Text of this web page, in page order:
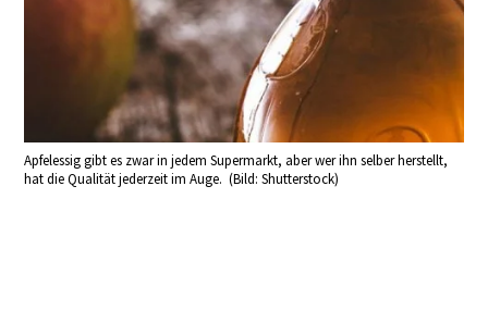
Apfelessig gibt es zwar in jedem Supermarkt, aber wer ihn selber herstellt,
hat die Qualität jederzeit im Auge. (Bild: Shutterstock)